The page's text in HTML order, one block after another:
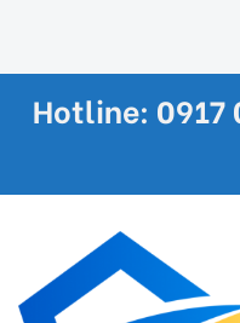
Hotline: 0917